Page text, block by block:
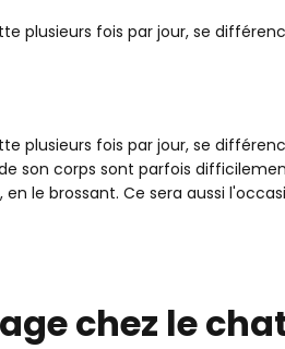
?
plusieurs fois par jour, se
plusieurs fois par jour, se
son corps sont parfois
, en le brossant. Ce sera aussi
chez le